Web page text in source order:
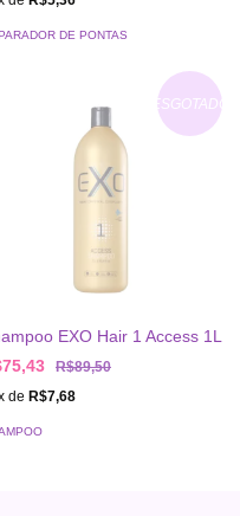
DE PONTAS
ESGOTADO
EXO Hair 1 Access 1L
R$89,50
de R$7,68